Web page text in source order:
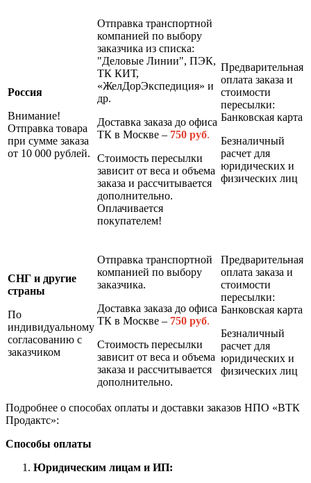
Россия
Внимание!
Отправка товара
при сумме заказа
от 10 000 рублей.
Отправка транспортной
компанией по выбору
заказчика из списка:
"Деловые Линии", ПЭК,
ТК КИТ,
«ЖелДорЭкспедиция» и
др.
Доставка заказа до офиса
ТК в Москве – 750 руб.
Стоимость пересылки
зависит от веса и объема
заказа и рассчитывается
дополнительно.
Оплачивается
покупателем!
Предварительная
оплата заказа и
стоимости
пересылки:
Банковская карта
Безналичный
расчет для
юридических и
физических лиц
СНГ и другие
страны
По
индивидуальному
согласованию с
заказчиком
Отправка транспортной
компанией по выбору
заказчика.
Доставка заказа до офиса
ТК в Москве – 750 руб.
Стоимость пересылки
зависит от веса и объема
заказа и рассчитывается
дополнительно.
Предварительная
оплата заказа и
стоимости
пересылки:
Банковская карта
Безналичный
расчет для
юридических и
физических лиц
Подробнее о способах оплаты и доставки заказов НПО «ВТК
Продактс»:
Способы оплаты
Юридическим лицам и ИП: